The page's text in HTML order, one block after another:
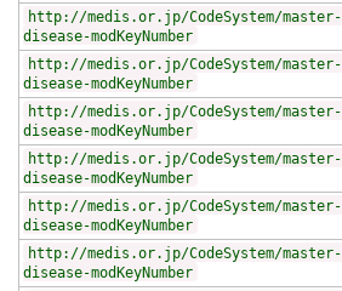
http://medis.or.jp/CodeSystem/master-
disease-modKeyNumber
http://medis.or.jp/CodeSystem/master-
disease-modKeyNumber
http://medis.or.jp/CodeSystem/master-
disease-modKeyNumber
http://medis.or.jp/CodeSystem/master-
disease-modKeyNumber
http://medis.or.jp/CodeSystem/master-
disease-modKeyNumber
http://medis.or.jp/CodeSystem/master-
disease-modKeyNumber